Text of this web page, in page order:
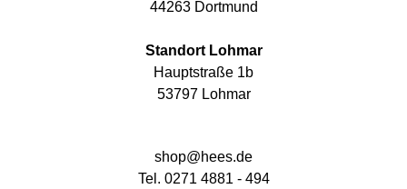
44263 Dortmund
Standort Lohmar
Hauptstraße 1b
53797 Lohmar
shop@hees.de
Tel. 0271 4881 - 494